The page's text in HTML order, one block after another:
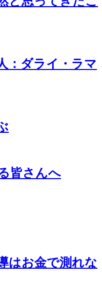
：ダライ・ラマ
皆さんへ
はお金で測れな